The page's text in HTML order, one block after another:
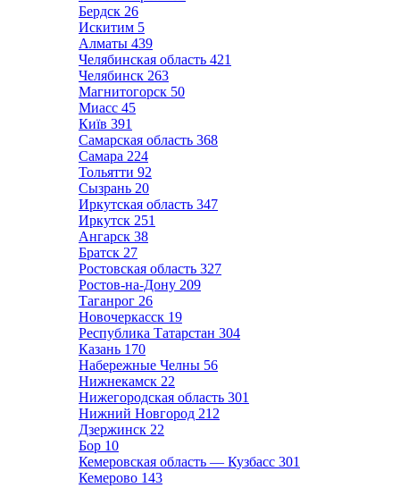
Бердск 26
Искитим 5
Алматы 439
Челябинская область 421
Челябинск 263
Магнитогорск 50
Миасс 45
Київ 391
Самарская область 368
Самара 224
Тольятти 92
Сызрань 20
Иркутская область 347
Иркутск 251
Ангарск 38
Братск 27
Ростовская область 327
Ростов-на-Дону 209
Таганрог 26
Новочеркасск 19
Республика Татарстан 304
Казань 170
Набережные Челны 56
Нижнекамск 22
Нижегородская область 301
Нижний Новгород 212
Дзержинск 22
Бор 10
Кемеровская область — Кузбасс 301
Кемерово 143